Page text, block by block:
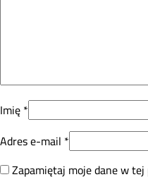
Imię*
Adres e-mail *
Zapamiętaj moje dane w